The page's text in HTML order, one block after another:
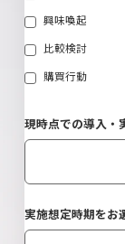
興味喚起
比較検討
購買行動
現時点での導入・
実施想定時期をお